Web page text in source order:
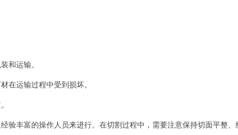
和运输。
在运输过程中受到损坏。
验丰富的操作人员来进行。在切割过程中，需要注意保持切面平整